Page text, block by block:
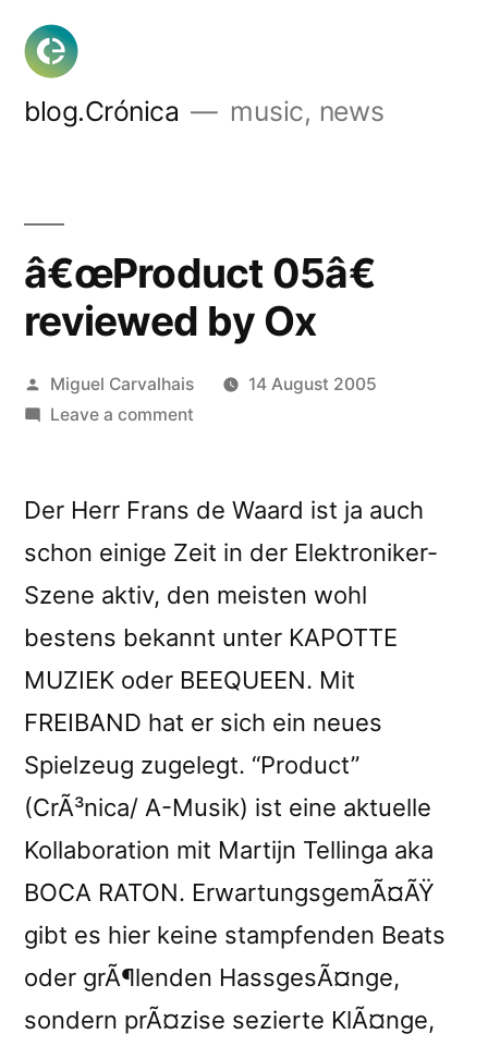
Skip
content
blog.Crónica music, news
â€œProduct 05â€
reviewed by Ox
Posted
by
Miguel Carvalhais
14 August 2005
Leave a commenton
reviewed
Ox
Der Herr Frans de Waard ist ja auch
schon einige Zeit in der Elektroniker-
Szene aktiv, den meisten wohl
bestens bekannt unter KAPOTTE
MUZIEK oder BEEQUEEN. Mit
FREIBAND hat er sich ein neues
Spielzeug zugelegt. “Product”
(CrÃ³nica/ A-Musik) ist eine aktuelle
Kollaboration mit Martijn Tellinga aka
BOCA RATON. ErwartungsgemÃ¤ÃŸ
gibt es hier keine stampfenden Beats
oder grÃ¶lenden HassgesÃ¤nge,
sondern prÃ¤zise sezierte KlÃ¤nge,